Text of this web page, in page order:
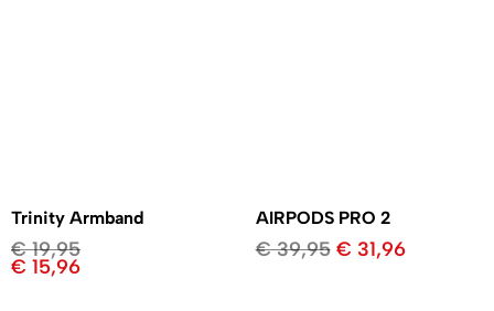
Trinity Armband
€19,95
€ 15,96
AIRPODS PRO 2
€39,95 € 31,96